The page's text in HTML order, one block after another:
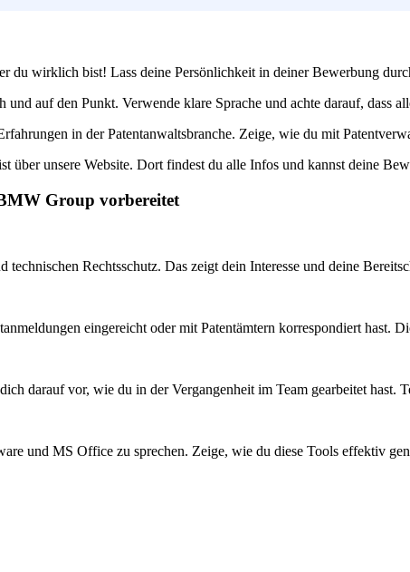
du wirklich bist! Lass deine Persönlichkeit in deiner Bewerbung
auf den Punkt. Verwende klare Sprache und achte darauf, dass
in der Patentanwaltsbranche. Zeige, wie du mit
über unsere Website. Dort findest du alle Infos und kannst deine
Group vorbereitet
Rechtsschutz. Das zeigt dein Interesse und deine
eingereicht oder mit Patentämtern korrespondiert hast.
darauf vor, wie du in der Vergangenheit im Team gearbeitet hast.
und MS Office zu sprechen. Zeige, wie du diese Tools effektiv